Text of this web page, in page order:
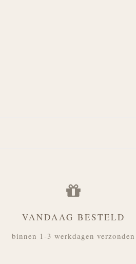
VANDAAG BESTELD
binnen 1-3 werkdagen verzonden